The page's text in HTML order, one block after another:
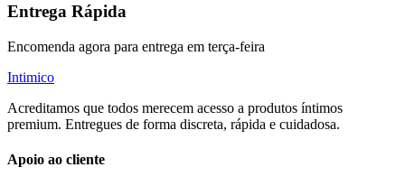
Entrega Rápida
Encomenda agora para entrega em terça-feira
Intimico
Acreditamos que todos merecem acesso a produtos íntimos
premium. Entregues de forma discreta, rápida e cuidadosa.
Apoio ao cliente